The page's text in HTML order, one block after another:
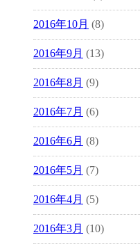
2016年10月 (8)
2016年9月 (13)
2016年8月 (9)
2016年7月 (6)
2016年6月 (8)
2016年5月 (7)
2016年4月 (5)
2016年3月 (10)